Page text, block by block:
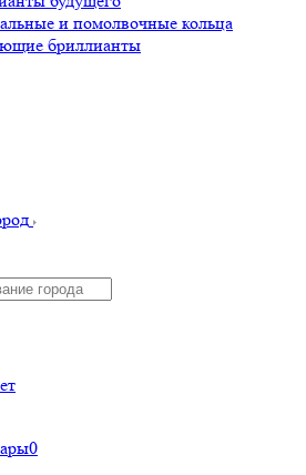
и помолвочные кольца
бриллианты
0